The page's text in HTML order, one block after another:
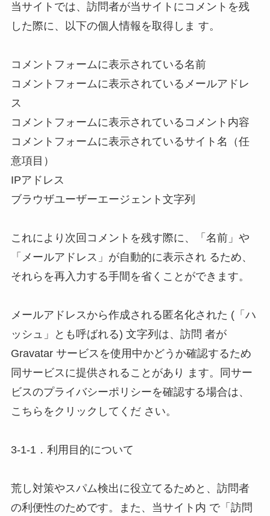
当サイトでは、訪問者が当サイトにコメントを残
した際に、以下の個人情報を取得しま す。
コメントフォームに表示されている名前
コメントフォームに表示されているメールアドレ
ス
コメントフォームに表示されているコメント内容
コメントフォームに表示されているサイト名（任
意項目）
IPアドレス
ブラウザユーザーエージェント文字列
これにより次回コメントを残す際に、「名前」や
「メールアドレス」が自動的に表示され るため、
それらを再入力する手間を省くことができます。
メールアドレスから作成される匿名化された (「ハ
ッシュ」とも呼ばれる) 文字列は、訪問 者が
Gravatar サービスを使用中かどうか確認するため
同サービスに提供されることがあり ます。同サー
ビスのプライバシーポリシーを確認する場合は、
こちらをクリックしてくだ さい。
3-1-1．利用目的について
荒し対策やスパム検出に役立てるためと、訪問者
の利便性のためです。また、当サイト内 で「訪問